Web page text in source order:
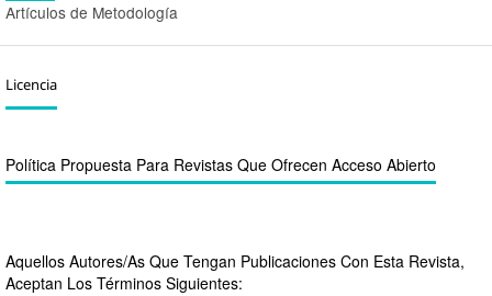
Artículos de Metodología
Licencia
Política Propuesta Para Revistas Que Ofrecen Acceso Abierto
Aquellos Autores/as Que Tengan Publicaciones Con Esta Revista,
Aceptan Los Términos Siguientes: